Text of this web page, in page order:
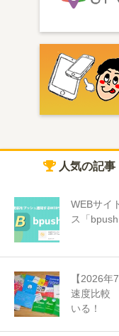
人気の記事
WEBサイ
ス「
【2026
速度比較
いる！